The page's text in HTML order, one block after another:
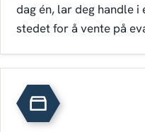
dag én, lar deg handle
stedet for å vente på